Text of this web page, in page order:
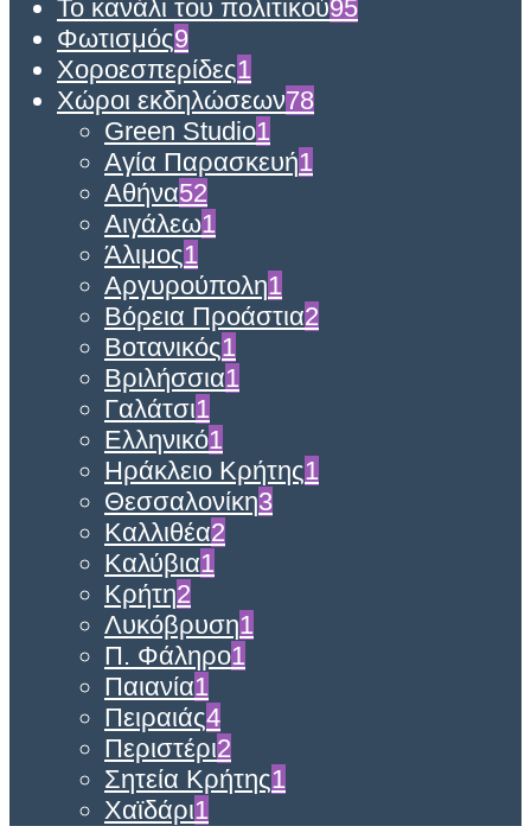
Το κανάλι του πολιτικού95
Φωτισμός9
Χοροεσπερίδες1
Χώροι εκδηλώσεων78
Green Studio1
Αγία Παρασκευή1
Αθήνα52
Αιγάλεω1
Άλιμος1
Αργυρούπολη1
Βόρεια Προάστια2
Βοτανικός1
Βριλήσσια1
Γαλάτσι1
Ελληνικό1
Ηράκλειο Κρήτης1
Θεσσαλονίκη3
Καλλιθέα2
Καλύβια1
Κρήτη2
Λυκόβρυση1
Π. Φάληρο1
Παιανία1
Πειραιάς4
Περιστέρι2
Σητεία Κρήτης1
Χαϊδάρι1